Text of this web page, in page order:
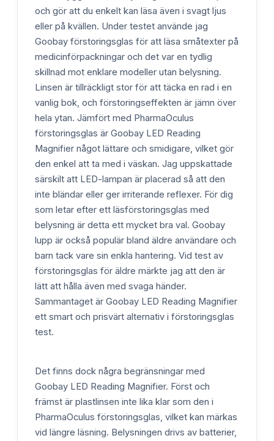
och gör att du enkelt kan läsa även i svagt ljus
eller på kvällen. Under testet använde jag
Goobay förstoringsglas för att läsa småtexter på
medicinförpackningar och det var en tydlig
skillnad mot enklare modeller utan belysning.
Linsen är tillräckligt stor för att täcka en rad i en
vanlig bok, och förstoringseffekten är jämn över
hela ytan. Jämfört med PharmaOculus
förstoringsglas är Goobay LED Reading
Magnifier något lättare och smidigare, vilket gör
den enkel att ta med i väskan. Jag uppskattade
särskilt att LED-lampan är placerad så att den
inte bländar eller ger irriterande reflexer. För dig
som letar efter ett läsförstoringsglas med
belysning är detta ett mycket bra val. Goobay
lupp är också populär bland äldre användare och
barn tack vare sin enkla hantering. Vid test av
förstoringsglas för äldre märkte jag att den är
lätt att hålla även med svaga händer.
Sammantaget är Goobay LED Reading Magnifier
ett smart och prisvärt alternativ i förstoringsglas
test.
Det finns dock några begränsningar med
Goobay LED Reading Magnifier. Först och
främst är plastlinsen inte lika klar som den i
PharmaOculus förstoringsglas, vilket kan märkas
vid längre läsning. Belysningen drivs av batterier,